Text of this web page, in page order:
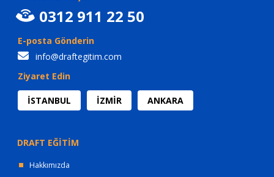
0312 911 22 50
E-posta Gönderin
info@draftegitim.com
Ziyaret Edin
İSTANBUL İZMİR ANKARA
DRAFT EĞİTİM
Hakkımızda